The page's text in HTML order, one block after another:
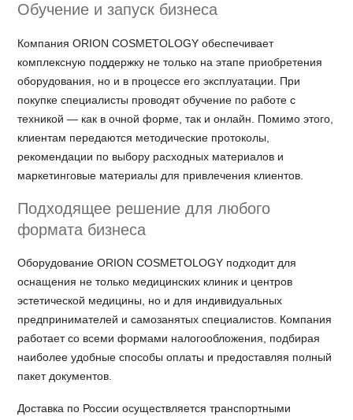
Обучение и запуск бизнеса
Компания ORION COSMETOLOGY обеспечивает
комплексную поддержку не только на этапе приобретения
оборудования, но и в процессе его эксплуатации. При
покупке специалисты проводят обучение по работе с
техникой — как в очной форме, так и онлайн. Помимо этого,
клиентам передаются методические протоколы,
рекомендации по выбору расходных материалов и
маркетинговые материалы для привлечения клиентов.
Подходящее решение для любого
формата бизнеса
Оборудование ORION COSMETOLOGY подходит для
оснащения не только медицинских клиник и центров
эстетической медицины, но и для индивидуальных
предпринимателей и самозанятых специалистов. Компания
работает со всеми формами налогообложения, подбирая
наиболее удобные способы оплаты и предоставляя полный
пакет документов.
Доставка по России осуществляется транспортными